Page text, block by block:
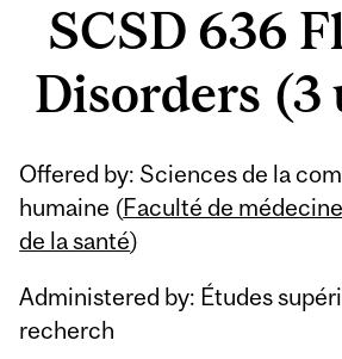
SCSD 636
Disorders (3
Offered by: Sciences de la
humaine (Faculté de
de la santé)
Administered by: Études
recherch
Related
Content